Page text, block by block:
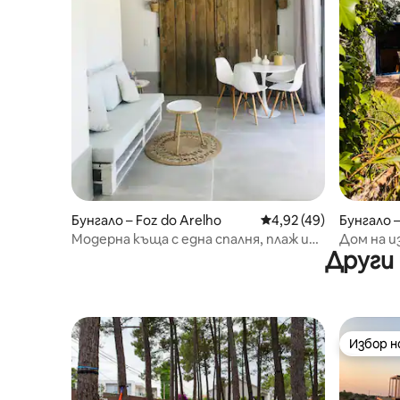
Бунгало – Foz do Arelho Средна оценка: 4,92
4,92 (49)
Модерна къща с една спалня, плаж и
Бунгало
Дом на
Други
Избор
Избор